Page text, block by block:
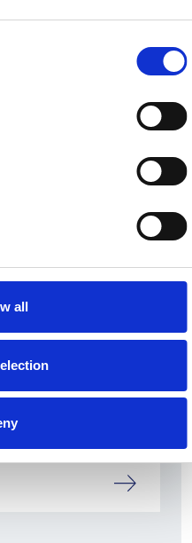
all
fortemente la